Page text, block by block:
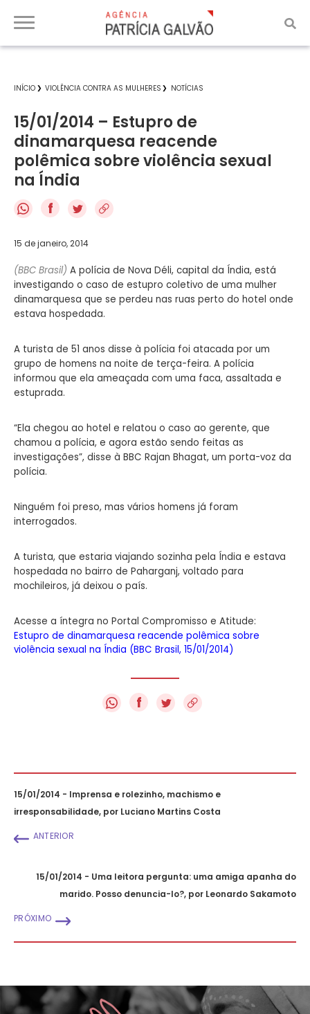
INÍCIO VIOLÊNCIA CONTRA AS MULHERES NOTÍCIAS
15/01/2014 – Estupro de
dinamarquesa reacende
polêmica sobre violência sexual
na Índia
f
15 de janeiro, 2014
(BBC Brasil) A polícia de Nova Déli, capital da Índia, está
investigando o caso de estupro coletivo de uma mulher
dinamarquesa que se perdeu nas ruas perto do hotel onde
estava hospedada.
A turista de 51 anos disse à polícia foi atacada por um
grupo de homens na noite de terça-feira. A polícia
informou que ela ameaçada com uma faca, assaltada e
estuprada.
“Ela chegou ao hotel e relatou o caso ao gerente, que
chamou a polícia, e agora estão sendo feitas as
investigações”, disse à BBC Rajan Bhagat, um porta-voz da
polícia.
Ninguém foi preso, mas vários homens já foram
interrogados.
A turista, que estaria viajando sozinha pela Índia e estava
hospedada no bairro de Paharganj, voltado para
mochileiros, já deixou o país.
Acesse a íntegra no Portal Compromisso e Atitude:
Estupro de dinamarquesa reacende polêmica sobre
violência sexual na Índia (BBC Brasil, 15/01/2014)
f
15/01/2014 - Imprensa e rolezinho, machismo e
irresponsabilidade, por Luciano Martins Costa
ANTERIOR
15/01/2014 - Uma leitora pergunta: uma amiga apanha do
marido. Posso denuncia-lo?, por Leonardo Sakamoto
PRÓXIMO